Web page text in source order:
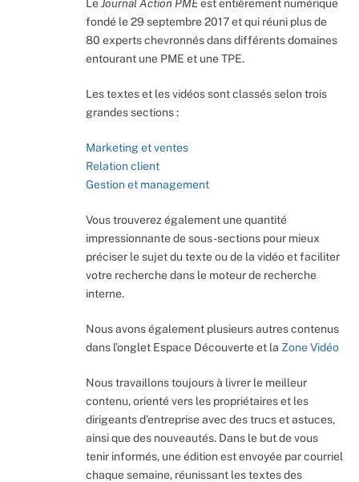
LeJournal Action PMEest entièrement numérique
fondé le 29 septembre 2017 et qui réuni plus de
80 experts chevronnés dans différents domaines
entourant une PME et une TPE.
Les textes et les vidéos sont classés selon trois
grandes sections :
Marketing et ventes
Relation client
Gestion et management
Vous trouverez également une quantité
impressionnante de sous-sections pour mieux
préciser le sujet du texte ou de la vidéo et faciliter
votre recherche dans le moteur de recherche
interne.
Nous avons également plusieurs autres contenus
dans l’onglet Espace Découverte et la Zone Vidéo
Nous travaillons toujours à livrer le meilleur
contenu, orienté vers les propriétaires et les
dirigeants d’entreprise avec des trucs et astuces,
ainsi que des nouveautés. Dans le but de vous
tenir informés, une édition est envoyée par courriel
chaque semaine, réunissant les textes des